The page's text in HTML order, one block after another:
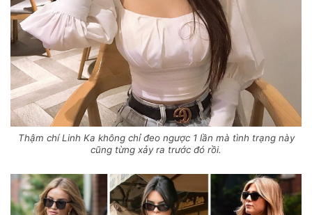
Thậm chí Linh Ka không chỉ đeo ngược 1 lần mà tình trạng này
cũng từng xảy ra trước đó rồi.